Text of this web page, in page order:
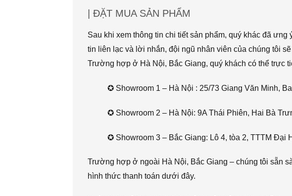
| ĐẶT MUA SẢN PHẨM
Sau khi xem thông tin chi tiết sản phẩm, quý khác đã ưng
tin liên lạc và lời nhắn, đội ngũ nhân viên của chúng tôi
Trường hợp ở Hà Nội, Bắc Giang, quý khách có thể trực
✪ Showroom 1 – Hà Nội : 25/73 Giang Văn Minh,
✪ Showroom 2 – Hà Nội: 9A Thái Phiên, Hai Bà
✪ Showroom 3 – Bắc Giang: Lô 4, tòa 2, TTTM Đại
Trường hợp ở ngoài Hà Nội, Bắc Giang – chúng tôi sẵn
hình thức thanh toán dưới đây.